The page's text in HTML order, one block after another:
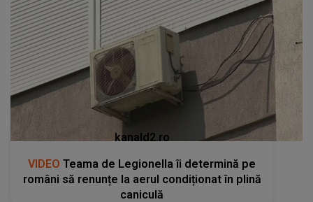
kanald2.ro
VIDEO Teama de Legionella îi determină pe
români să renunțe la aerul condiționat în plină
caniculă